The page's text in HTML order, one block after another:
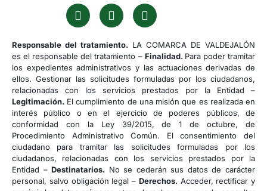
Responsable del tratamiento. LA COMARCA DE VALDEJALÓN
es el responsable del tratamiento – Finalidad. Para poder tramitar
los expedientes administrativos y las actuaciones derivadas de
ellos. Gestionar las solicitudes formuladas por los ciudadanos,
relacionadas con los servicios prestados por la Entidad –
Legitimación. El cumplimiento de una misión que es realizada en
interés público o en el ejercicio de poderes públicos, de
conformidad con la Ley 39/2015, de 1 de octubre, de
Procedimiento Administrativo Común. El consentimiento del
ciudadano para tramitar las solicitudes formuladas por los
ciudadanos, relacionadas con los servicios prestados por la
Entidad –Destinatarios. No se cederán sus datos de carácter
personal, salvo obligación legal – Derechos.Acceder, rectificar y